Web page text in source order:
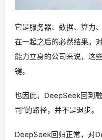
它是服务器、数据、算力
在一起之后的必然结果。
能力立身的公司来说，这
键。
也因此，DeepSeek回到
司”的路径，并不是退步。
DeepSeek回归正常，对